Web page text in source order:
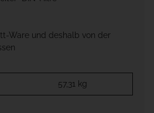
Ware und deshalb von der
57,31 kg